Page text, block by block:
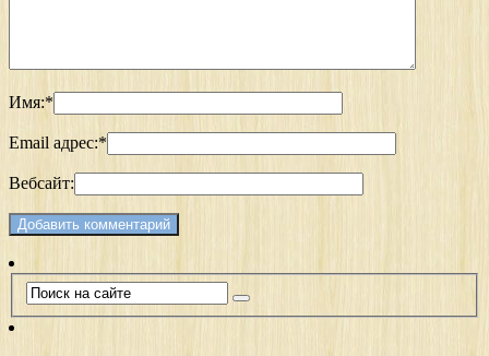
Имя:*
Email адрес:*
Вебсайт: